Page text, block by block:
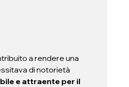
a rendere una
di notorietà
e attraente per il